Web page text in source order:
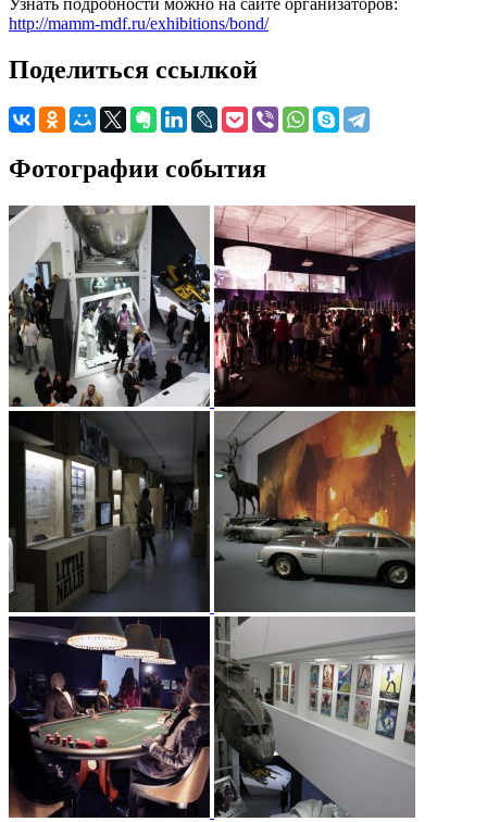
Узнать подробности можно на сайте организаторов:
http://mamm-mdf.ru/exhibitions/bond/
Поделиться ссылкой
Фотографии события